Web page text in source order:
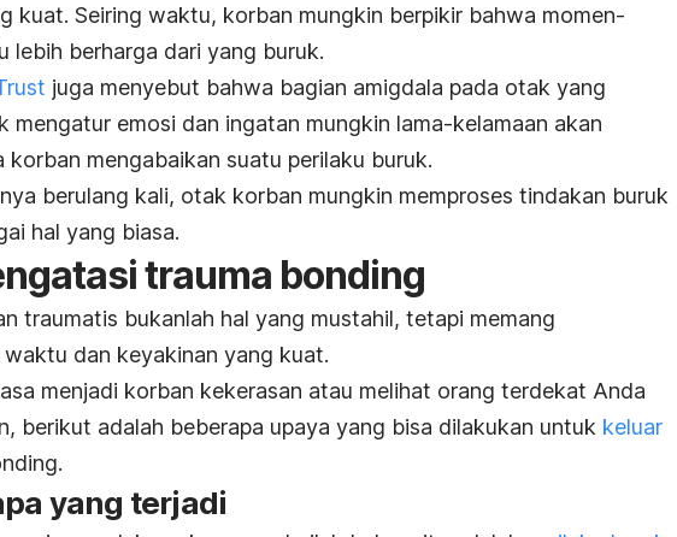
kuat. Seiring waktu, korban mungkin berpikir bahwa momen-
lebih berharga dari yang buruk.
juga menyebut bahwa bagian amigdala pada otak yang
mengatur emosi dan ingatan mungkin lama-kelamaan akan
mengabaikan suatu perilaku buruk.
berulang kali, otak korban mungkin memproses tindakan buruk
hal yang biasa.
trauma bonding
traumatis bukanlah hal yang mustahil, tetapi memang
dan keyakinan yang kuat.
menjadi korban kekerasan atau melihat orang terdekat Anda
berikut adalah beberapa upaya yang bisa dilakukan untuk keluar
.
yang terjadi